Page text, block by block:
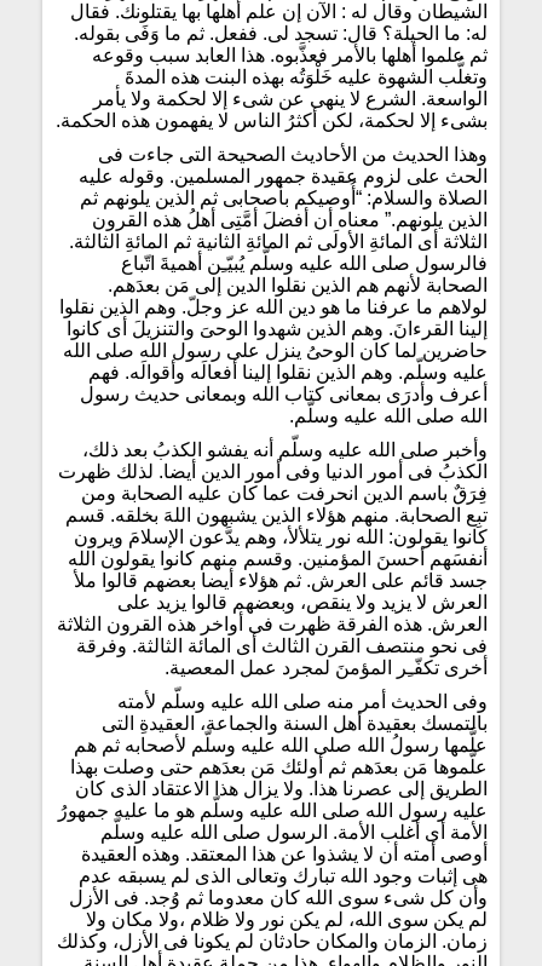
الشيطان وقال له : الآن إن علم أهلها بها يقتلونك. فقال
له: ما الحيلة؟ قال: تسجد لى. ففعل. ثم ما وَفَى بقوله.
ثم علموا أهلها بالأمر فعذَّبوه. هذا العابد سبب وقوعه
وتغلُّب الشهوة عليه خَلْوَتُه بهذه البنت هذه المدةَ
الواسعة. الشرع لا ينهى عن شىء إلا لحكمة ولا يأمر
بشىء إلا لحكمة، لكن أكثرُ الناس لا يفهمون هذه الحكمة.
وهذا الحديث من الأحاديث الصحيحة التى جاءت فى
الحث على لزوم عقيدة جمهور المسلمين. وقوله عليه
الصلاة والسلام: “أُوصيكم بأصحابى ثم الذين يلونهم ثم
الذين يلونهم.” معناه أن أفضلَ أمَّتِى أهلُ هذه القرون
الثلاثة أى المائةِ الأولَى ثم المائةِ الثانية ثم المائةِ الثالثة.
فالرسول صلى الله عليه وسلّم يُبيّـِن أهميةَ اتّباع
الصحابة لأنهم هم الذين نقلوا الدين إلى مَن بعدَهم.
لولاهم ما عرفنا ما هو دين الله عز وجلّ. وهم الذين نقلوا
إلينا القرءانَ. وهم الذين شهدوا الوحىَ والتنزيلَ أى كانوا
حاضرين لما كان الوحىُ ينزل على رسول الله صلى الله
عليه وسلّم. وهم الذين نقلوا إلينا أفعالَه وأقوالَه. فهم
أعرف وأدرَى بمعانى كتاب الله وبمعانى حديث رسول
الله صلى الله عليه وسلّم.
وأخبر صلى الله عليه وسلّم أنه يفشو الكذبُ بعد ذلك،
الكذبُ فى أمور الدنيا وفى أمور الدين أيضا. لذلك ظهرت
فِرَقٌ باسم الدين انحرفت عما كان عليه الصحابة ومن
تبِع الصحابة. منهم هؤلاء الذين يشبهون اللهَ بخلقه. قسم
كانوا يقولون: الله نور يتلألأ، وهم يدَّعون الإسلامَ ويرون
أنفسَهم أحسنَ المؤمنين. وقسم منهم كانوا يقولون الله
جسد قائم على العرش. ثم هؤلاء أيضا بعضهم قالوا ملأ
العرش لا يزيد ولا ينقص، وبعضهم قالوا يزيد على
العرش. هذه الفرقة ظهرت فى أواخر هذه القرون الثلاثة
فى نحو منتصف القرن الثالث أى المائة الثالثة. وفرقة
أخرى تكفّـِر المؤمنَ لمجرد عمل المعصية.
وفى الحديث أمر منه صلى الله عليه وسلّم لأمته
بالتمسك بعقيدة أهل السنة والجماعة، العقيدةِ التى
علَّمها رسولُ الله صلى الله عليه وسلّم لأصحابه ثم هم
علَّموها مَن بعدَهم ثم أولئك مَن بعدَهم حتى وصلت بهذا
الطريق إلى عصرنا هذا. ولا يزال هذا الاعتقاد الذى كان
عليه رسول الله صلى الله عليه وسلّم هو ما عليه جمهورُ
الأمة أى أغلب الأمة. الرسول صلى الله عليه وسلّم
أوصى أمته أن لا يشذوا عن هذا المعتقد. وهذه العقيدة
هى إثبات وجود الله تبارك وتعالى الذى لم يسبقه عدم
وأن كل شىء سوى الله كان معدوما ثم وُجد. فى الأزل
لم يكن سوى الله، لم يكن نور ولا ظلام ،ولا مكان ولا
زمان. الزمان والمكان حادثان لم يكونا فى الأزل، وكذلك